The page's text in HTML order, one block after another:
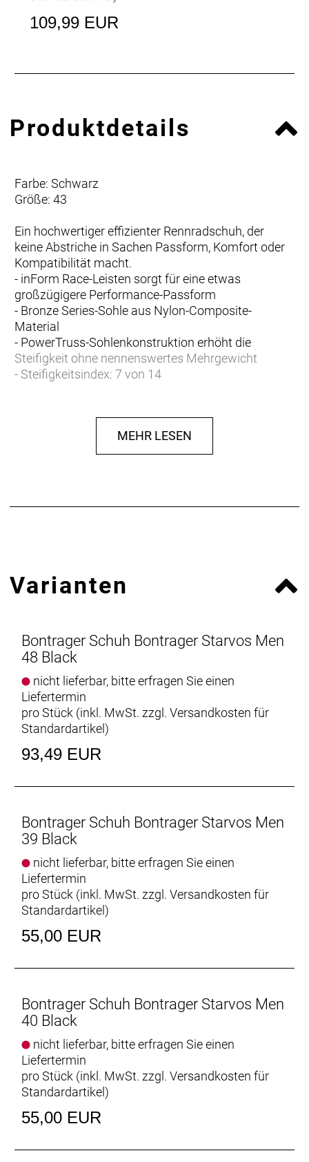
109,99 EUR
Produktdetails
Farbe: Schwarz
Größe: 43
Ein hochwertiger effizienter Rennradschuh, der
keine Abstriche in Sachen Passform, Komfort oder
Kompatibilität macht.
- inForm Race-Leisten sorgt für eine etwas
großzügigere Performance-Passform
- Bronze Series-Sohle aus Nylon-Composite-
Material
- PowerTruss-Sohlenkonstruktion erhöht die
Steifigkeit ohne nennenswertes Mehrgewicht
- Steifigkeitsindex: 7 von 14
Loch-Platte separat erhältlich)
- Fasergehalt (Liner): 100% Polyester
MEHR LESEN
Varianten
Bontrager Schuh Bontrager Starvos Men
48 Black
nicht lieferbar, bitte erfragen Sie einen
Liefertermin
pro Stück (inkl. MwSt. zzgl. Versandkosten für
Standardartikel)
93,49 EUR
Bontrager Schuh Bontrager Starvos Men
39 Black
nicht lieferbar, bitte erfragen Sie einen
Liefertermin
pro Stück (inkl. MwSt. zzgl. Versandkosten für
Standardartikel)
55,00 EUR
Bontrager Schuh Bontrager Starvos Men
40 Black
nicht lieferbar, bitte erfragen Sie einen
Liefertermin
pro Stück (inkl. MwSt. zzgl. Versandkosten für
Standardartikel)
55,00 EUR